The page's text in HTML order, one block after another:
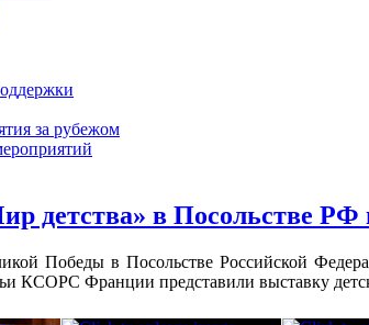
за рубежом
детства» в Посольстве
Победы в Посольстве Российской
КСОРС Франции представили выставку